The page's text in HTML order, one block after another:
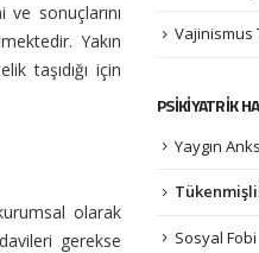
sonuçlarını
Yakın
taşıdığı için
olarak
gerekse
Vajinismus
PSİKİYATRİK
Yaygın
Sosyal Fobi